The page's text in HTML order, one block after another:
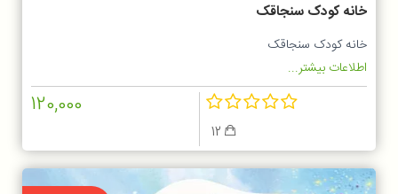
خانه کودک سنجاقک
خانه کودک سنجاقک
اطلاعات بیشتر...
120,000